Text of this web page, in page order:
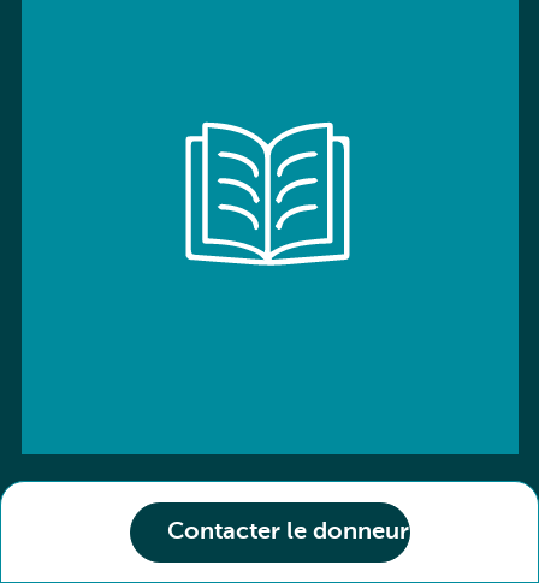
Contacter le donneur
ISBN: 9780194539678